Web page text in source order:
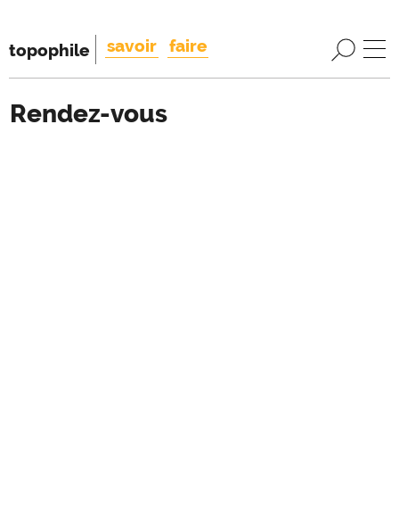
topophile savoir faire
Rendez-vous